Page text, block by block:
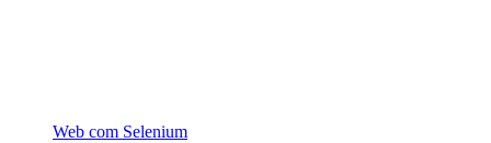
Web com Selenium